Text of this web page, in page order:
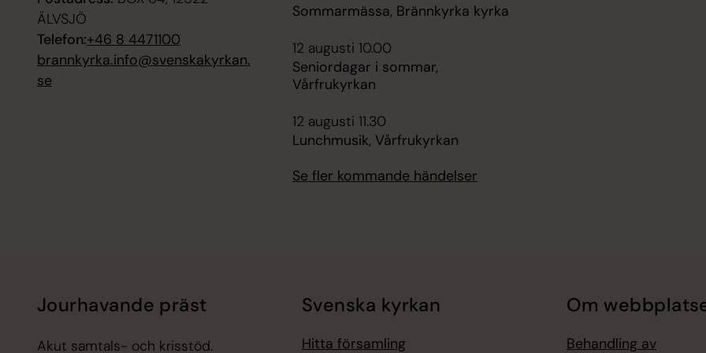
ÄLVSJÖ
Telefon:+46 8 4471100
brannkyrka.info@svenskakyrkan.
se
Sommarmässa, Brännkyrka kyrka
12 augusti 10.00
Seniordagar i sommar,
Vårfrukyrkan
12 augusti 11.30
Lunchmusik, Vårfrukyrkan
Se fler kommande händelser
Jourhavande präst
Akut samtals- och krisstöd.
Svenska kyrkan
Hitta församling
Om
Behandling av